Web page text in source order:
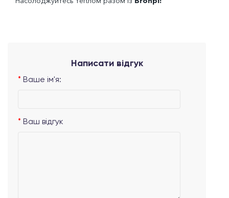
Написати відгук
Ваше ім'я:
Ваш відгук